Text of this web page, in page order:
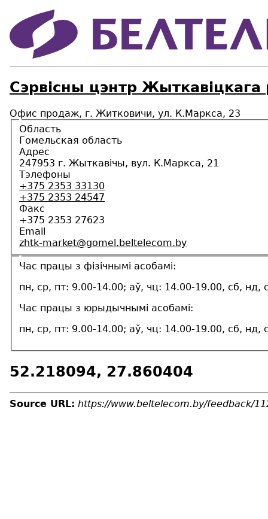
Сэрвісны цэнтр Жыткавіцкага
Офис продаж, г. Житковичи, ул. К.Маркса, 23
Область
Гомельская область
Адрес
247953 г. Жыткавічы, вул. К.Маркса, 21
Тэлефоны
+375 2353 33130
+375 2353 24547
Факс
+375 2353 27623
Email
zhtk-market@gomel.beltelecom.by
Час працы з фізічнымі асобамі:
пн, ср, пт: 9.00-14.00; аў, чц: 14.00-19.00, сб, нд,
Час працы з юрыдычнымі асобамі:
пн, ср, пт: 9.00-14.00; аў, чц: 14.00-19.00, сб, нд,
52.218094, 27.860404
Source URL: https://www.beltelecom.by/feedback/